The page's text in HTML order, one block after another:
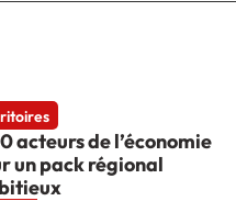
acteurs de l’économie
un pack régional